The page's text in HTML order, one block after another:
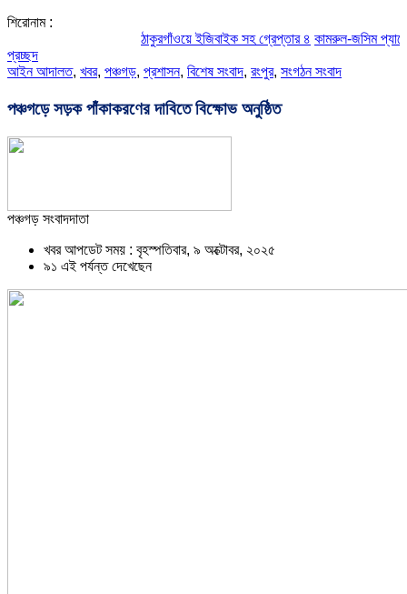
শিরোনাম :
ঠাকুরগাঁওয়ে ইজিবাইক সহ গ্রেপ্তার ৪ কামরুল-জসিম প্যানেলের
প্রচ্ছদ
আইন আদালত, খবর, পঞ্চগড়, প্রশাসন, বিশেষ সংবাদ, রংপুর, সংগঠন সংবাদ
পঞ্চগড়ে সড়ক পাঁকাকরণের দাবিতে বিক্ষোভ অনুষ্ঠিত
পঞ্চগড় সংবাদদাতা
খবর আপডেট সময় : বৃহস্পতিবার, ৯ অক্টোবর, ২০২৫
৯১ এই পর্যন্ত দেখেছেন